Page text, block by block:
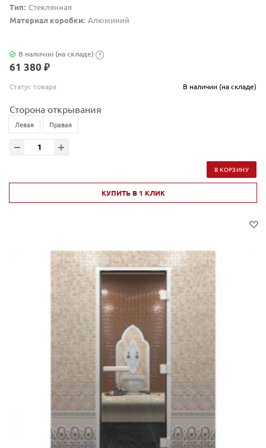
Тип: Стеклянная
Материал коробки: Алюминий
В наличии (на складе) ?
61 380 ₽
Статус товара В наличии (на складе)
Сторона открывания
Левая Правая
В КОРЗИНУ
КУПИТЬ В 1 КЛИК